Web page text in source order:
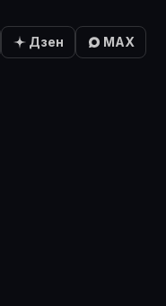
Дзен MAX